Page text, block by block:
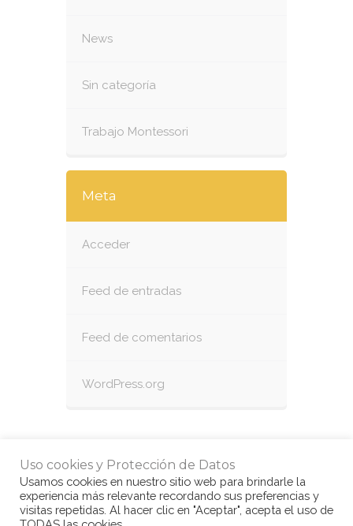
News
Sin categoría
Trabajo Montessori
Meta
Acceder
Feed de entradas
Feed de comentarios
WordPress.org
Uso cookies y Protección de Datos
Usamos cookies en nuestro sitio web para brindarle la
experiencia más relevante recordando sus preferencias y
visitas repetidas. Al hacer clic en "Aceptar", acepta el uso de